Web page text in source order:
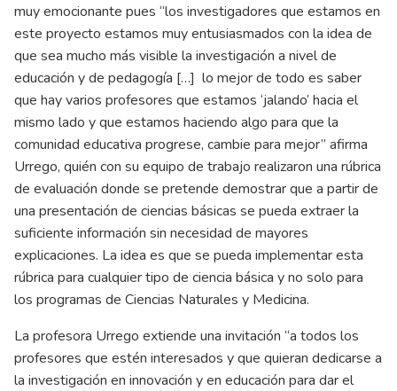
muy emocionante pues “los investigadores que estamos en
este proyecto estamos muy entusiasmados con la idea de
que sea mucho más visible la investigación a nivel de
educación y de pedagogía […] lo mejor de todo es saber
que hay varios profesores que estamos ‘jalando’ hacia el
mismo lado y que estamos haciendo algo para que la
comunidad educativa progrese, cambie para mejor” afirma
Urrego, quién con su equipo de trabajo realizaron una rúbrica
de evaluación donde se pretende demostrar que a partir de
una presentación de ciencias básicas se pueda extraer la
suficiente información sin necesidad de mayores
explicaciones. La idea es que se pueda implementar esta
rúbrica para cualquier tipo de ciencia básica y no solo para
los programas de Ciencias Naturales y Medicina.
La profesora Urrego extiende una invitación “a todos los
profesores que estén interesados y que quieran dedicarse a
la investigación en innovación y en educación para dar el